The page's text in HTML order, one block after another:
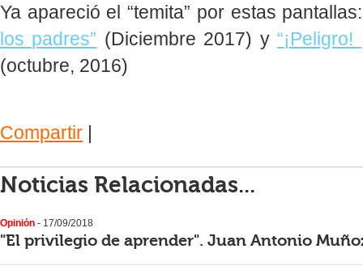
Ya apareció el “temita” por estas
los padres” (Diciembre 2017) y
(octubre, 2016)
Compartir |
Noticias Relacionadas...
Opinión - 17/09/2018
"El privilegio de aprender". Juan Antonio